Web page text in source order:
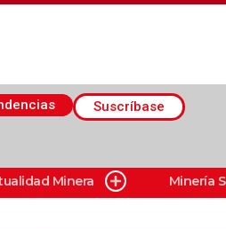
Suscríbase
Minera Minería